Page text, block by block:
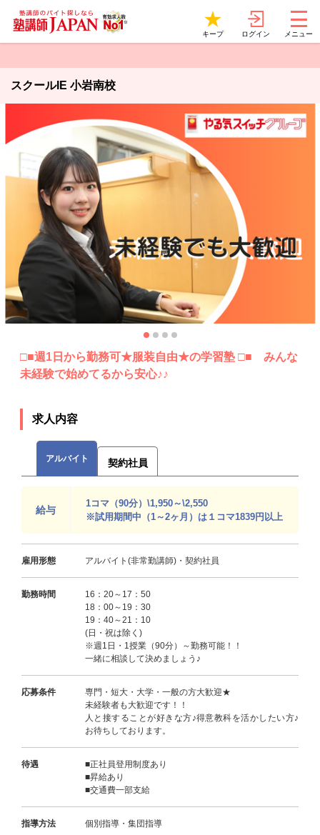
キープ ログイン メニュー
スクールIE 小岩南校
□■週1日から勤務可★服装自由★の学習塾 □■ みんな
未経験で始めてるから安心♪♪
求人内容
アルバイト 契約社員
給与
1コマ（90分）\1,950～\2,550
※試用期間中（1～2ヶ月）は１コマ1839円以上
雇用形態 アルバイト(非常勤講師)・契約社員
勤務時間
16：20～17：50
18：00～19：30
19：40～21：10
(日・祝は除く)
※週1日・1授業（90分）～勤務可能！！
一緒に相談して決めましょう♪
応募条件
専門・短大・大学・一般の方大歓迎★
未経験者も大歓迎です！！
人と接することが好きな方♪得意教科を活かしたい方♪
お待ちしております。
待遇
■正社員登用制度あり
■昇給あり
■交通費一部支給
指導方法 個別指導・集団指導